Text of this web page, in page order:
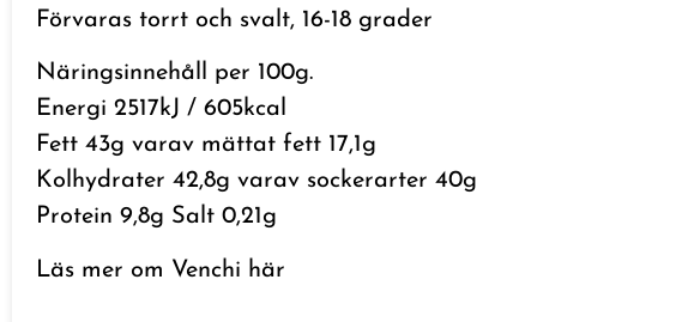
Förvaras torrt och svalt, 16-18 grader
Näringsinnehåll per 100g.
Energi 2517kJ / 605kcal
Fett 43g varav mättat fett 17,1g
Kolhydrater 42,8g varav sockerarter 40g
Protein 9,8g Salt 0,21g
Läs mer om Venchi här